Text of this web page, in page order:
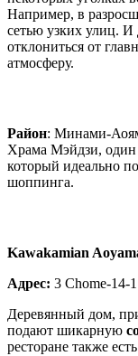
Например, в
сетью узких улиц. И
отклониться от
атмосферу.
Район: Минами-
Храма Мэйдзи,
который идеально
шоппинга.
Kawakamian
Адрес: 3 Chome-14-
Деревянный дом,
подают шикарную
ресторане также